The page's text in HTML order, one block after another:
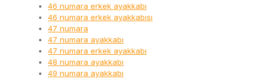
46 numara erkek ayakkabı
46 numara erkek ayakkabısı
47 numara
47 numara ayakkabı
47 numara erkek ayakkabı
48 numara ayakkabı
49 numara ayakkabı